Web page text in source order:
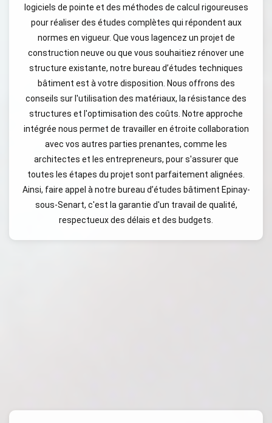
logiciels de pointe et des méthodes de calcul rigoureuses
pour réaliser des études complètes qui répondent aux
normes en vigueur. Que vous lagencez un projet de
construction neuve ou que vous souhaitiez rénover une
structure existante, notre bureau d’études techniques
bâtiment est à votre disposition. Nous offrons des
conseils sur l'utilisation des matériaux, la résistance des
structures et l'optimisation des coûts. Notre approche
intégrée nous permet de travailler en étroite collaboration
avec vos autres parties prenantes, comme les
architectes et les entrepreneurs, pour s'assurer que
toutes les étapes du projet sont parfaitement alignées.
Ainsi, faire appel à notre bureau d’études bâtiment Epinay-
sous-Senart, c'est la garantie d'un travail de qualité,
respectueux des délais et des budgets.